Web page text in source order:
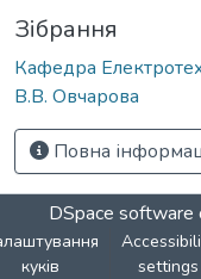
Зібрання
Кафедра
В.В. Овчарова
Повна
DSpace software
куків
settings